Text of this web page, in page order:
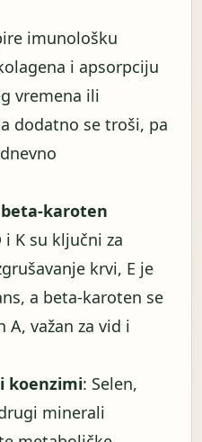
imunološku
i apsorpciju
vremena ili
dodatno se troši, pa
beta-karoten
i K su ključni za
krvi, E je
a beta-karoten se
važan za vid i
koenzimi: Selen,
minerali